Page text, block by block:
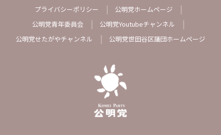
プライバシーポリシー
公明党ホームページ
公明党青年委員会
公明党Youtubeチャンネル
公明党せたがやチャンネル
公明党世田谷区議団ホームページ